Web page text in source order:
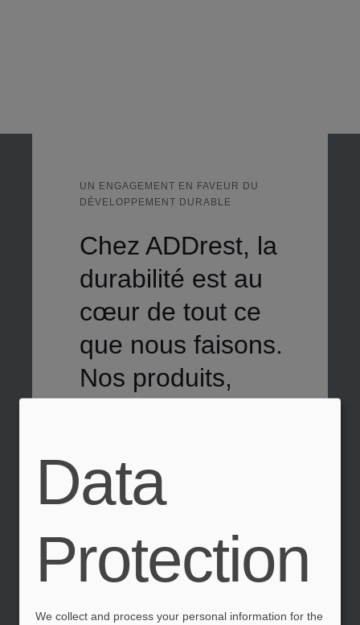
UN ENGAGEMENT EN FAVEUR DU
DÉVELOPPEMENT DURABLE
Chez ADDrest, la
durabilité est au
cœur de tout ce
que nous faisons.
Nos produits,
ADD Motion Wall,
sont conçus pour
améliorer
l’efficacité
intérieure,
Data
Protection
We collect and process your personal information for the